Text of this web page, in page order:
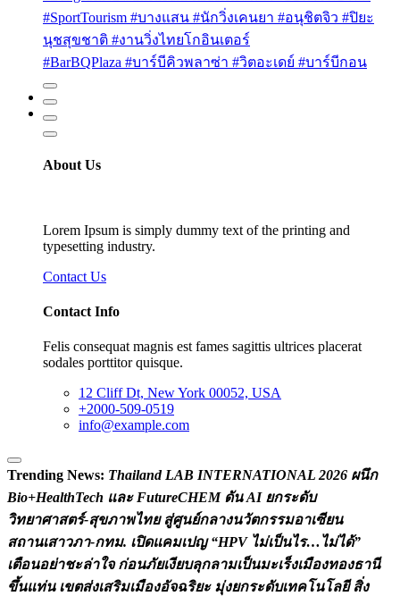
#SportTourism #บางแสน #นักวิ่งเคนยา #อนุชิตจิว #ปิยะ
นุชสุขชาติ #งานวิ่งไทยโกอินเตอร์
#BarBQPlaza #บาร์บีคิวพลาซ่า #วิตอะเดย์ #บาร์บีกอน
About Us
Lorem Ipsum is simply dummy text of the printing and
typesetting industry.
Contact Us
Contact Info
Felis consequat magnis est fames sagittis ultrices placerat
sodales porttitor quisque.
12 Cliff Dt, New York 00052, USA
+2000-509-0519
info@example.com
Trending News: Thailand LAB INTERNATIONAL 2026 ผนก
Bio+HealthTech และ FutureCHEM ดน AI ยกระดบ
วทยาศาสตร-สขภาพไทย สศนยกลางนวตกรรมอาเซยน
สถานเสาวภา-กทม. เปดแคมเปญ “HPV ไมเปนไร…ไมได”
เตอนอยาชะลาใจ กอนภยเงยบลกลามเปนมะเรงเมองทองธาน
ขนแทน เขตสงเสรมเมองอจฉรยะ มงยกระดบเทคโนโลย สง